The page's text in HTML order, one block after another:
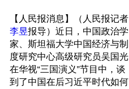
【人民报消息】（人民报记者
李昱报导）近日，中国政治学
家、斯坦福大学中国经济与制
度研究中心高级研究员吴国光
在华视“三国演义”节目中，谈
到了中国在后习近平时代如何